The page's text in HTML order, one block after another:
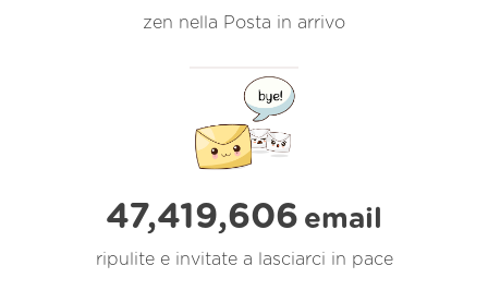
zen nella Posta in arrivo
47,419,607 email
ripulite e invitate a lasciarci in pace